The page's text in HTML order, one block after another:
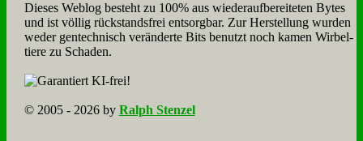
Dieses Weblog besteht zu 100% aus wie­der­auf­bereite­ten Bytes
und ist völlig rück­stands­frei ent­sorg­bar. Zur Herstellung wurden
weder gen­tech­nisch veränderte Bits benutzt noch kamen Wir­bel­
tiere zu Scha­den.
© 2005 - 2026 by Ralph Stenzel